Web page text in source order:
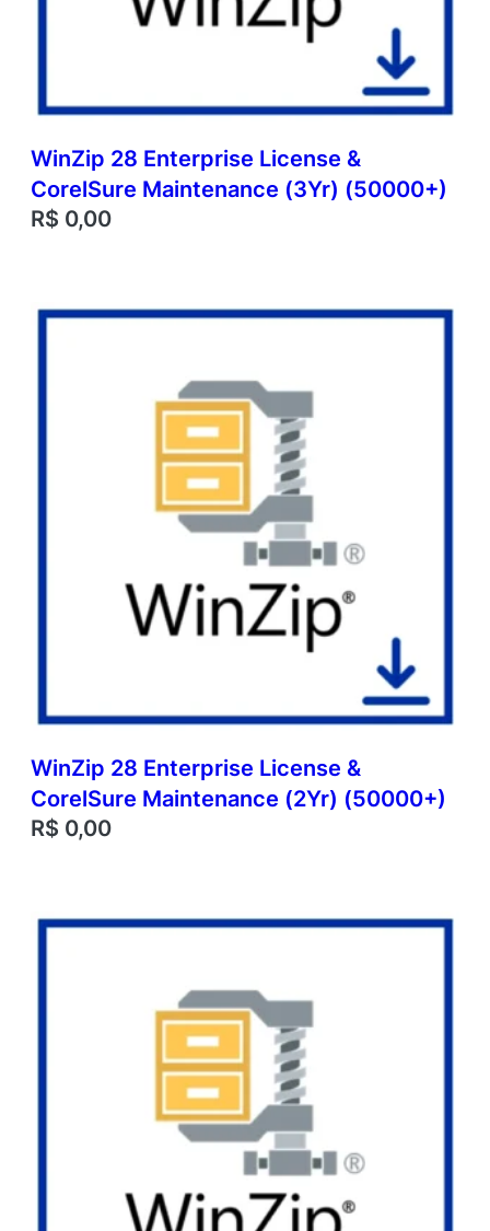
WinZip 28 Enterprise License &
CorelSure Maintenance (3Yr) (50000+)
R$ 0,00
WinZip 28 Enterprise License &
CorelSure Maintenance (2Yr) (50000+)
R$ 0,00